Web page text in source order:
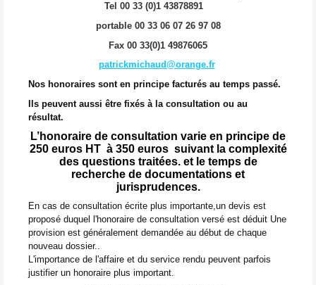
Tel 00 33 (0)1 43878891
portable 00 33 06 07 26 97 08
Fax 00 33(0)1 49876065
patrickmichaud@orange.fr
Nos honoraires sont en principe facturés au temps passé.
Ils peuvent aussi être fixés à la consultation ou au
résultat.
L’honoraire de consultation varie en principe de
250 euros HT à 350 euros suivant la complexité
des questions traitées. et le temps de
recherche de documentations et
jurisprudences.
En cas de consultation écrite plus importante,un devis est
proposé duquel l'honoraire de consultation versé est déduit Une
provision est généralement demandée au début de chaque
nouveau dossier..
L'importance de l'affaire et du service rendu peuvent parfois
justifier un honoraire plus important.